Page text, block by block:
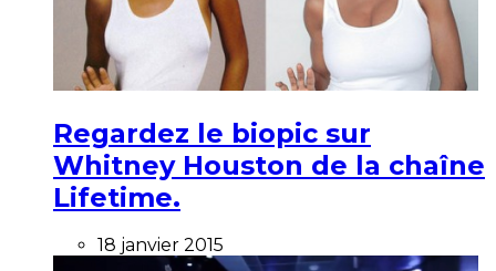
Regardez le biopic sur
Whitney Houston de la chaîne
Lifetime.
18 janvier 2015